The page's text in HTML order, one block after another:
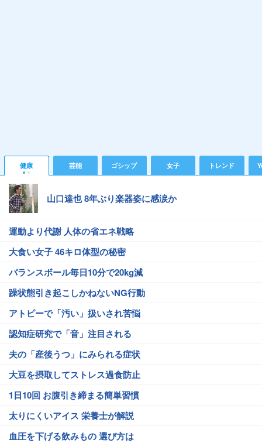
健康 芸能 ゴシップ 女子 トレンド
山口達也 8年ぶり楽器姿に感涙か
運動より代謝 人体の省エネ戦略
大食い女子 46キロ体型の秘密
バランスボール毎日10分で20kg減
躁状態引き起こしかねないNG行動
アトピーで「汚い」扱いされ苦悩
認知症研究で「音」注目される
夫の「産後うつ」にみられる症状
大豆を摂取してストレス過食防止
1日10回 お腹引き締まる簡単習慣
太りにくいアイス 栄養士が解説
血圧を下げる飲みもの 選び方は